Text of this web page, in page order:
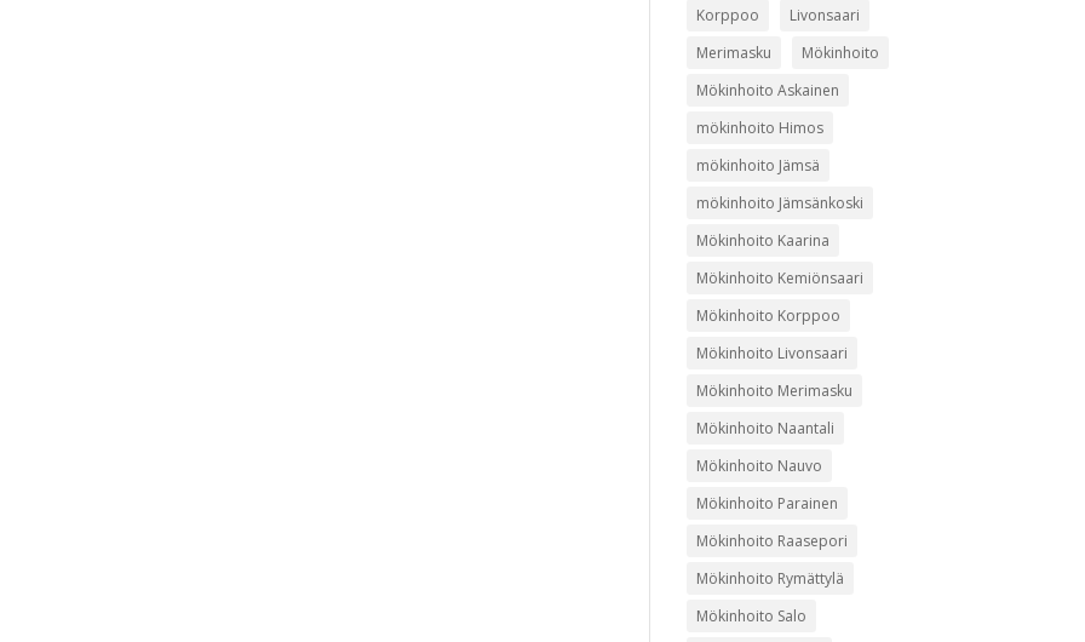
Korppoo
Livonsaari
Merimasku
Mökinhoito
Mökinhoito Askainen
mökinhoito Himos
mökinhoito Jämsä
mökinhoito Jämsänkoski
Mökinhoito Kaarina
Mökinhoito Kemiönsaari
Mökinhoito Korppoo
Mökinhoito Livonsaari
Mökinhoito Merimasku
Mökinhoito Naantali
Mökinhoito Nauvo
Mökinhoito Parainen
Mökinhoito Raasepori
Mökinhoito Rymättylä
Mökinhoito Salo